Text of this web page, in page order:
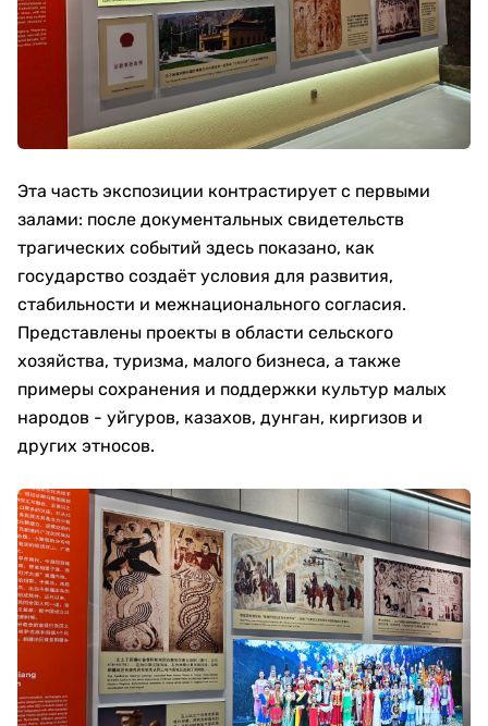
Эта часть экспозиции контрастирует с первыми
залами: после документальных свидетельств
трагических событий здесь показано, как
государство создаёт условия для развития,
стабильности и межнационального согласия.
Представлены проекты в области сельского
хозяйства, туризма, малого бизнеса, а также
примеры сохранения и поддержки культур малых
народов - уйгуров, казахов, дунган, киргизов и
других этносов.